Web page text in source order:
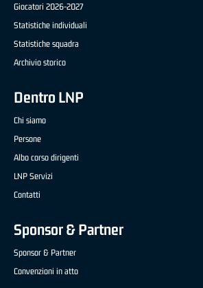
Giocatori 2026-2027
Statistiche individuali
Statistiche squadra
Archivio storico
Dentro LNP
Chi siamo
Persone
Albo corso dirigenti
LNP Servizi
Contatti
Sponsor & Partner
Sponsor & Partner
Convenzioni in atto